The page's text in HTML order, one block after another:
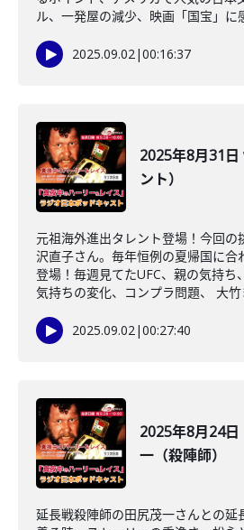
ル、一発屋の減少、映画「国宝」に
2025.09.02|00:16:37
2025年8月31
ント）
元祖海外進出タレント登場！今回の
沢直子さん。毎年恒例の夏帰国に合
登場！毎週見てたUFC、親の気持ち
気持ちの変化、コンプラ問題、 大竹
2025.09.02|00:27:40
2025年8月24
一（殺陣師）
延長戦殺陣師の田尻茂一さんとの延